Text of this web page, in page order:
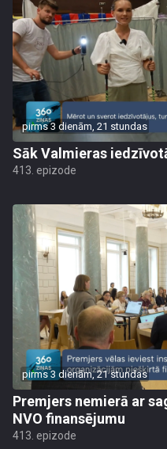
pirms 3 dienām, 21 stundas
Sāk Valmieras
413. epizode
pirms 3 dienām, 21 stundas
Premjers nemierā ar
NVO finansējumu
413. epizode